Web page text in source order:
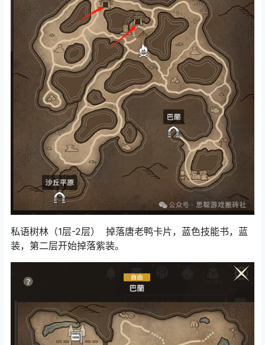
私语树林（1层-2层） 掉落唐老鸭卡片，蓝色技能书，蓝
装，第二层开始掉落紫装。